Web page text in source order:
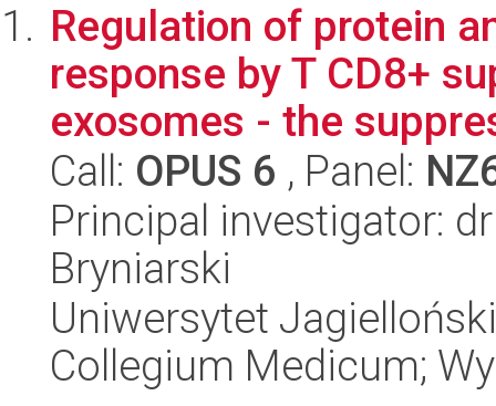
Regulation of protein
response by T CD8+
exosomes - the
Call: OPUS 6 , Panel:
Principal investigator:
Bryniarski
Uniwersytet
Collegium Medicum;